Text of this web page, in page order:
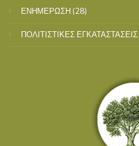
ΕΝΗΜΕΡΩΣΗ (28)
ΠΟΛΙΤΙΣΤΙΚΕΣ ΕΓΚΑΤΑΣΤΑΣΕΙΣ